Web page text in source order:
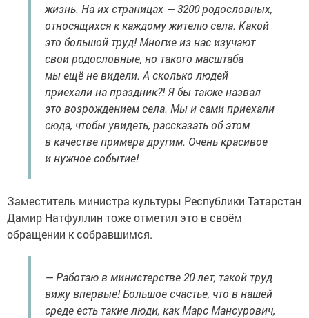
жизнь. На их страницах — 3200 родословных,
относящихся к каждому жителю села. Какой
это большой труд! Многие из нас изучают
свои родословные, но такого масштаба
мы ещё не видели. А сколько людей
приехали на праздник?! Я бы также назвал
это возрождением села. Мы и сами приехали
сюда, чтобы увидеть, рассказать об этом
в качестве примера другим. Очень красивое
и нужное событие!
Заместитель министра культуры Республики Татарстан
Дамир Натфуллин тоже отметил это в своём
обращении к собравшимся.
— Работаю в министерстве 20 лет, такой труд
вижу впервые! Большое счастье, что в нашей
среде есть такие люди, как Марс Мансурович,